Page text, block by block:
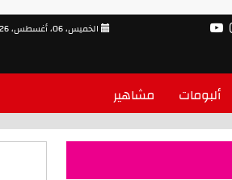
ألبومات مشاهير